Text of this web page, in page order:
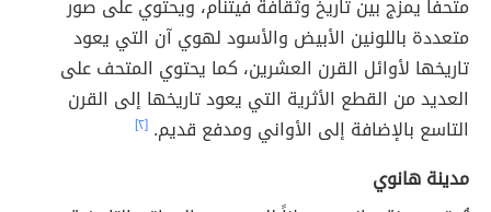
متحفاً يمزج بين تاريخ وثقافة فيتنام، ويحتوي على صور
متعددة باللونين الأبيض والأسود لهوي آن التي يعود
تاريخها لأوائل القرن العشرين، كما يحتوي المتحف على
العديد من القطع الأثرية التي يعود تاريخها إلى القرن
التاسع بالإضافة إلى الأواني ومدفع قديم. [٢]
مدينة هانوي